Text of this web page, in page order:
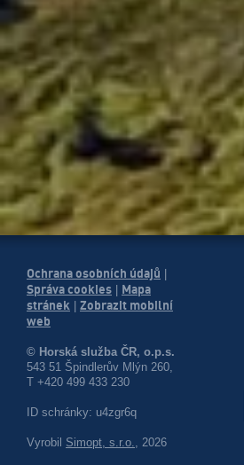
Ochrana osobních údajů
Správa cookies
Mapa
stránek
Zobrazit mobilní
web
© Horská služba ČR, o.p.s.
543 51 Špindlerův Mlýn 260,
T +420 499 433 230
ID schránky: u4zgr6q
Vyrobil Simopt, s.r.o., 2026